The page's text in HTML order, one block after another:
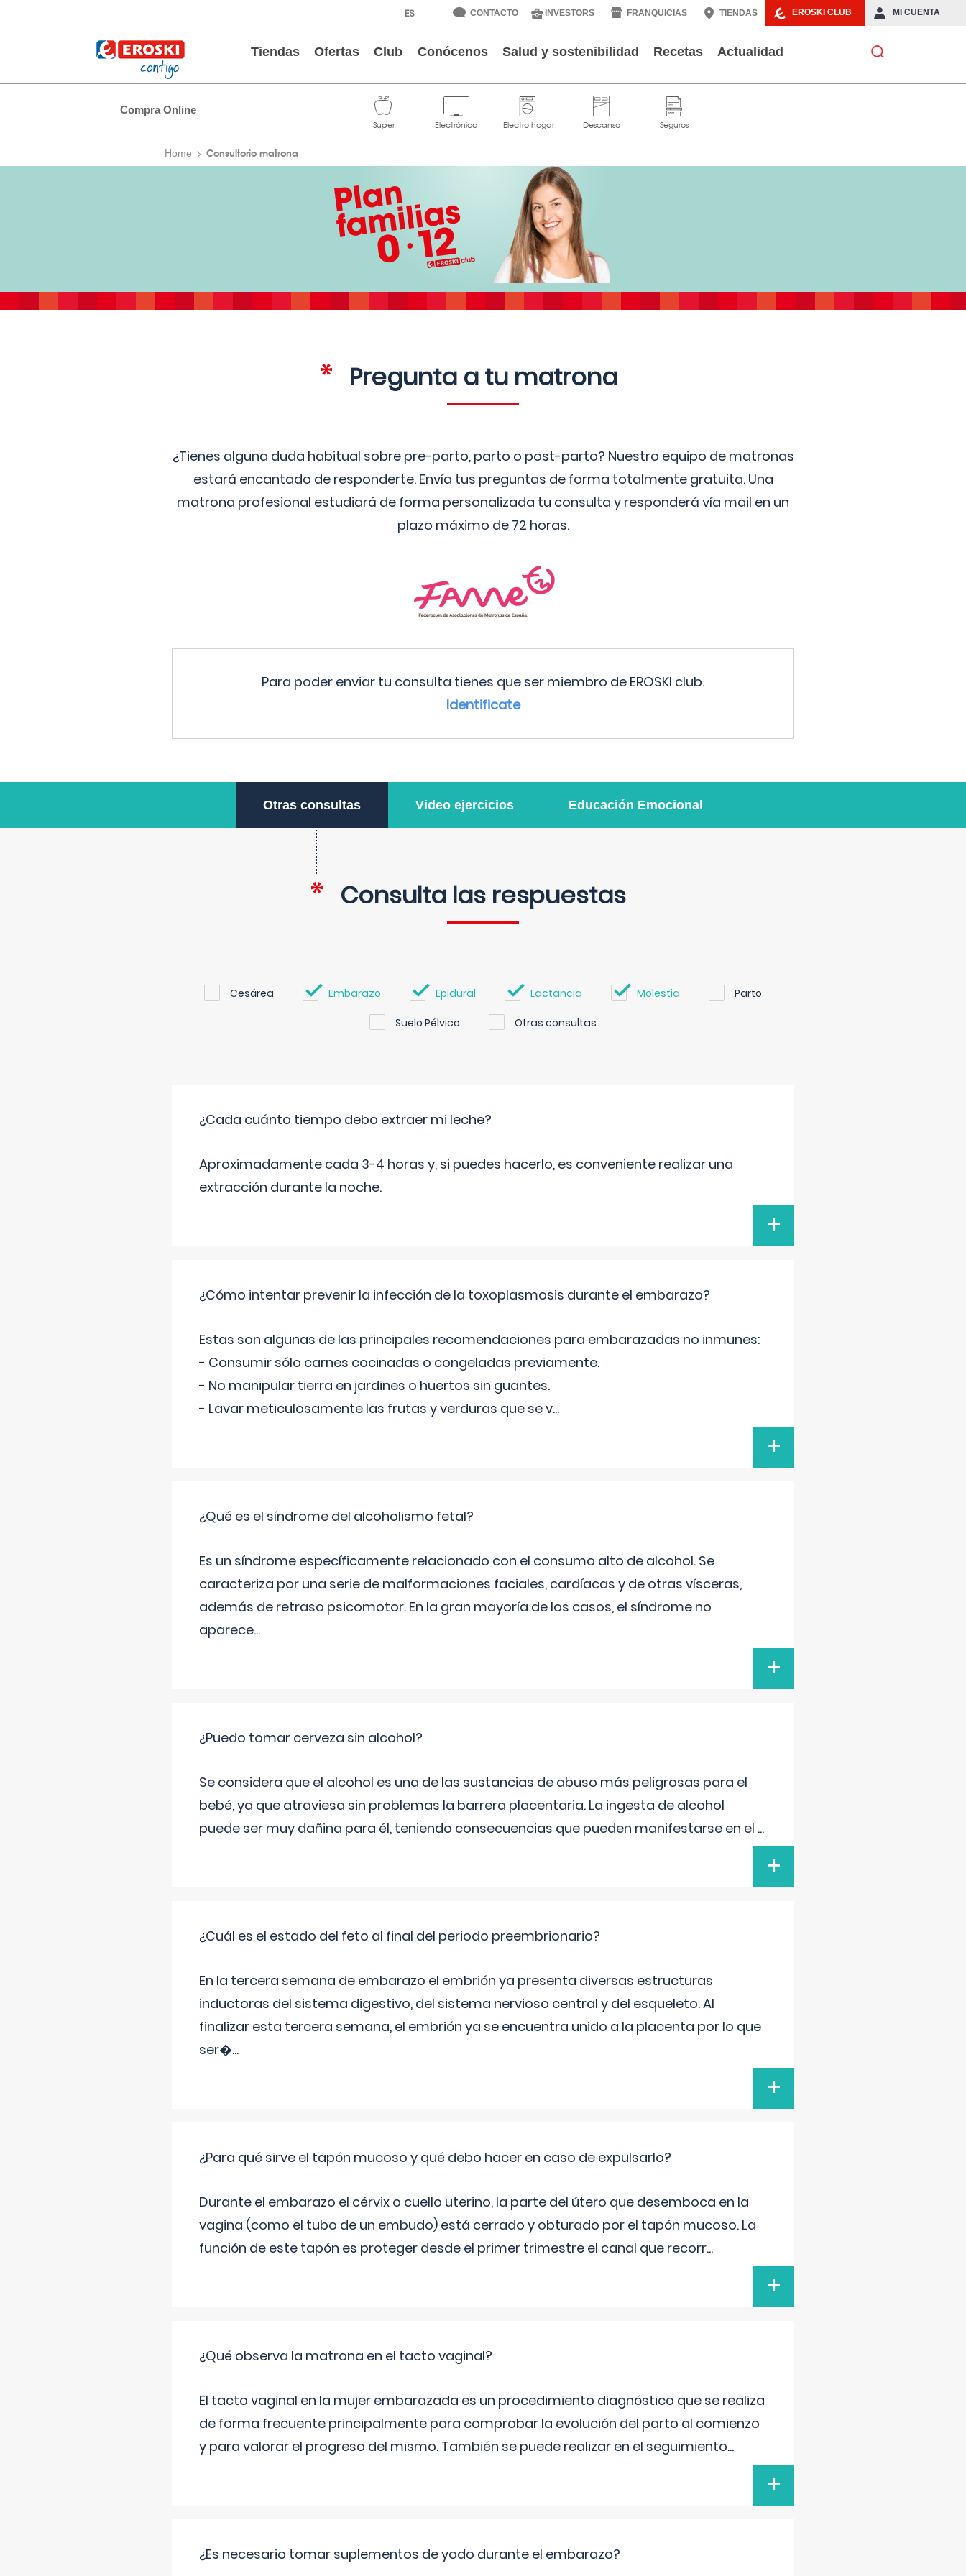
EROSKI CLUB MI CUENTA
CONTACTO INVESTORS FRANQUICIAS TIENDAS
Tiendas Ofertas Club Conócenos Salud y sostenibilidad Recetas Actualidad
Compra Online
Home Consultorio matrona
Pregunta a tu matrona
¿Tienes alguna duda habitual sobre pre-parto, parto o post-parto? Nuestro equipo de matronas
estará encantado de responderte. Envía tus preguntas de forma totalmente gratuita. Una
matrona profesional estudiará de forma personalizada tu consulta y responderá vía mail en un
plazo máximo de 72 horas.
Para poder enviar tu consulta tienes que ser miembro de EROSKI club.
Identificate
Otras consultas Video ejercicios Educación Emocional
Consulta las respuestas
Cesárea Embarazo Epidural Lactancia Molestia Parto
Suelo Pélvico Otras consultas
¿Cada cuánto tiempo debo extraer mi leche?
Aproximadamente cada 3-4 horas y, si puedes hacerlo, es conveniente realizar una
extracción durante la noche.
+
¿Cómo intentar prevenir la infección de la toxoplasmosis durante el embarazo?
Estas son algunas de las principales recomendaciones para embarazadas no inmunes:
- Consumir sólo carnes cocinadas o congeladas previamente.
- No manipular tierra en jardines o huertos sin guantes.
- Lavar meticulosamente las frutas y verduras que se v...
+
¿Qué es el síndrome del alcoholismo fetal?
Es un síndrome específicamente relacionado con el consumo alto de alcohol. Se
caracteriza por una serie de malformaciones faciales, cardíacas y de otras vísceras,
además de retraso psicomotor. En la gran mayoría de los casos, el síndrome no
aparece...
+
¿Puedo tomar cerveza sin alcohol?
Se considera que el alcohol es una de las sustancias de abuso más peligrosas para el
bebé, ya que atraviesa sin problemas la barrera placentaria. La ingesta de alcohol
puede ser muy dañina para él, teniendo consecuencias que pueden manifestarse en el ...
+
¿Cuál es el estado del feto al final del periodo preembrionario?
En la tercera semana de embarazo el embrión ya presenta diversas estructuras
inductoras del sistema digestivo, del sistema nervioso central y del esqueleto. Al
finalizar esta tercera semana, el embrión ya se encuentra unido a la placenta por lo que
ser�...
+
¿Para qué sirve el tapón mucoso y qué debo hacer en caso de expulsarlo?
Durante el embarazo el cérvix o cuello uterino, la parte del útero que desemboca en la
vagina (como el tubo de un embudo) está cerrado y obturado por el tapón mucoso. La
función de este tapón es proteger desde el primer trimestre el canal que recorr...
+
¿Qué observa la matrona en el tacto vaginal?
El tacto vaginal en la mujer embarazada es un procedimiento diagnóstico que se realiza
de forma frecuente principalmente para comprobar la evolución del parto al comienzo
y para valorar el progreso del mismo. También se puede realizar en el seguimiento...
+
¿Es necesario tomar suplementos de yodo durante el embarazo?